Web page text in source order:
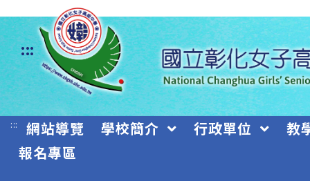
跳
轉
至
主
要
:::
::: 網站導覽 學校簡介 行政單位
教
報名專區